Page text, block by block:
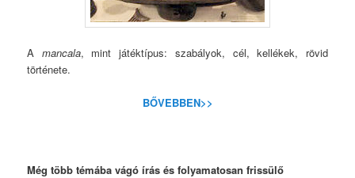
A mancala, mint játéktípus: szabályok, cél, kellékek, rövid
története.
BŐVEBBEN>>
Még több témába vágó írás és folyamatosan frissülő